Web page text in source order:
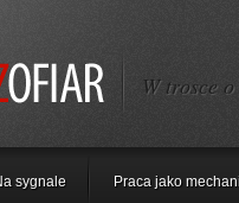
W trosce
sygnale Praca jako